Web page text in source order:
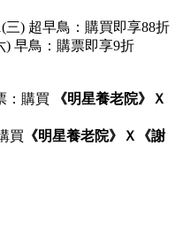
三) 超早鳥：購買即享88折
) 早鳥：購票即享9折
：購買
《明星養老院》Ｘ
買 《明星養老院》Ｘ《謝